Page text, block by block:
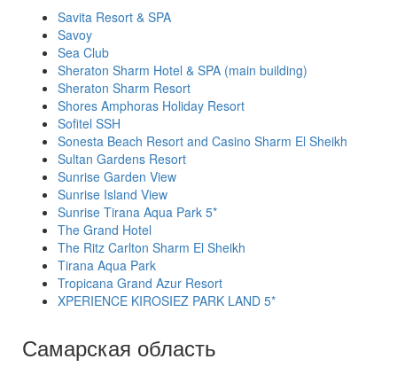
Savita Resort & SPA
Savoy
Sea Club
Sheraton Sharm Hotel & SPA (main building)
Sheraton Sharm Resort
Shores Amphoras Holiday Resort
Sofitel SSH
Sonesta Beach Resort and Casino Sharm El Sheikh
Sultan Gardens Resort
Sunrise Garden View
Sunrise Island View
Sunrise Tirana Aqua Park 5*
The Grand Hotel
The Ritz Carlton Sharm El Sheikh
Tirana Aqua Park
Tropicana Grand Azur Resort
XPERIENCE KIROSIEZ PARK LAND 5*
Самарская область